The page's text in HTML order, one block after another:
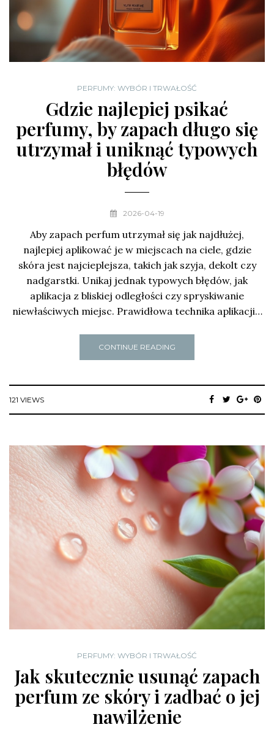
PERFUMY: WYBÓR I TRWAŁOŚĆ
Gdzie najlepiej psikać
perfumy, by zapach długo się
utrzymał i uniknąć typowych
błędów
2026-04-19
Aby zapach perfum utrzymał się jak najdłużej,
najlepiej aplikować je w miejscach na ciele, gdzie
skóra jest najcieplejsza, takich jak szyja, dekolt czy
nadgarstki. Unikaj jednak typowych błędów, jak
aplikacja z bliskiej odległości czy spryskiwanie
niewłaściwych miejsc. Prawidłowa technika aplikacji…
CONTINUE READING
121 VIEWS
PERFUMY: WYBÓR I TRWAŁOŚĆ
Jak skutecznie usunąć zapach
perfum ze skóry i zadbać o jej
nawilżenie